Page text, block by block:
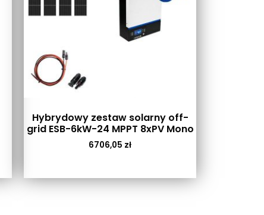
Hybrydowy zestaw solarny off-
grid ESB-6kW-24 MPPT 8xPV Mono
6706,05 zł